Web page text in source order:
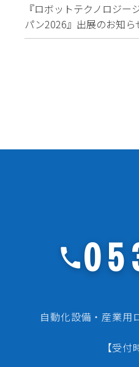
『ロボットテクノロジー
パン2026』出展のお知ら
自動化設備・産業用
【受